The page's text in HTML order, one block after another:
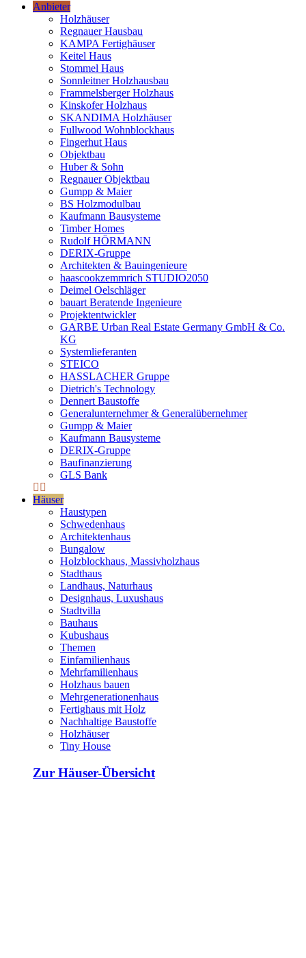
Anbieter
Holzhäuser
Regnauer Hausbau
KAMPA Fertighäuser
Keitel Haus
Stommel Haus
Sonnleitner Holzhausbau
Frammelsberger Holzhaus
Kinskofer Holzhaus
SKANDIMA Holzhäuser
Fullwood Wohnblockhaus
Fingerhut Haus
Objektbau
Huber & Sohn
Regnauer Objektbau
Gumpp & Maier
BS Holzmodulbau
Kaufmann Bausysteme
Timber Homes
Rudolf HÖRMANN
DERIX-Gruppe
Architekten & Bauingenieure
haascookzemmrich STUDIO2050
Deimel Oelschläger
bauart Beratende Ingenieure
Projektentwickler
GARBE Urban Real Estate Germany GmbH & Co.
KG
Systemlieferanten
STEICO
HASSLACHER Gruppe
Dietrich's Technology
Dennert Baustoffe
Generalunternehmer & Generalübernehmer
Gumpp & Maier
Kaufmann Bausysteme
DERIX-Gruppe
Baufinanzierung
GLS Bank
Häuser
Haustypen
Schwedenhaus
Architektenhaus
Bungalow
Holzblockhaus, Massivholzhaus
Stadthaus
Landhaus, Naturhaus
Designhaus, Luxushaus
Stadtvilla
Bauhaus
Kubushaus
Themen
Einfamilienhaus
Mehrfamilienhaus
Holzhaus bauen
Mehrgenerationenhaus
Fertighaus mit Holz
Nachhaltige Baustoffe
Holzhäuser
Tiny House
Zur Häuser-Übersicht